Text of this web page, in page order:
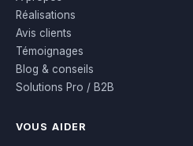
Réalisations
Avis clients
Témoignages
Blog & conseils
Solutions Pro / B2B
VOUS AIDER